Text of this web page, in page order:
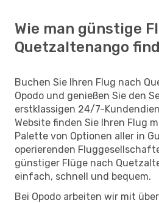
Wie man günstige
Quetzaltenango
Buchen Sie Ihren Flug nach
Opodo und genießen Sie den
erstklassigen 24/7-
Website finden Sie Ihren Flug
Palette von Optionen aller in
operierenden
günstiger Flüge nach
einfach, schnell und bequem.
Bei Opodo arbeiten wir mit